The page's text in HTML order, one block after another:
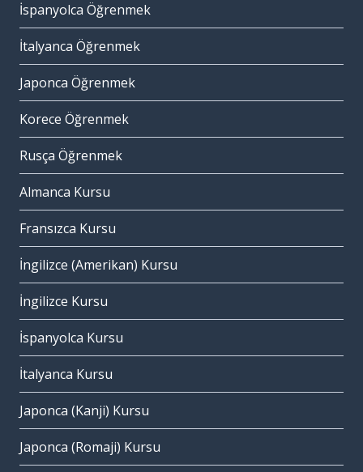
İspanyolca Öğrenmek
İtalyanca Öğrenmek
Japonca Öğrenmek
Korece Öğrenmek
Rusça Öğrenmek
Almanca Kursu
Fransızca Kursu
İngilizce (Amerikan) Kursu
İngilizce Kursu
İspanyolca Kursu
İtalyanca Kursu
Japonca (Kanji) Kursu
Japonca (Romaji) Kursu